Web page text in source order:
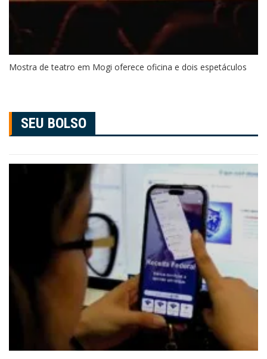
Mostra de teatro em Mogi oferece oficina e dois espetáculos
SEU BOLSO